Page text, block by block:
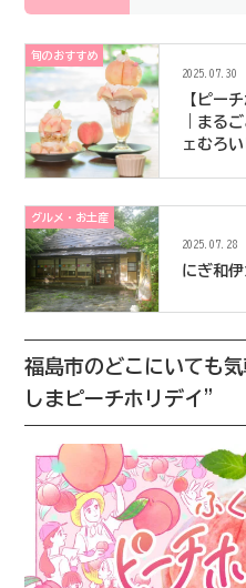
旬のおすすめ
2025.07.30
【ピー
｜まる
ェむろい
グルメ・お土産
2025.07.28
にぎ和
福島市のどこにいても
しまピーチホリデイ”